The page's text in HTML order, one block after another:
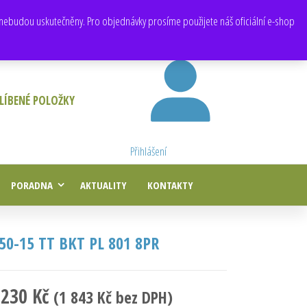
uskutečněny. Pro objednávky prosíme použijete náš oficiální e-shop
POLOŽKY
Přihlášení
PORADNA AKTUALITY KONTAKTY
15 TT BKT PL 801 8PR
Kč (1 843 Kčbez DPH)